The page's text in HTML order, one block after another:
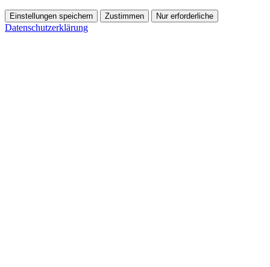
Einstellungen speichern Zustimmen Nur erforderliche
Datenschutzerklärung